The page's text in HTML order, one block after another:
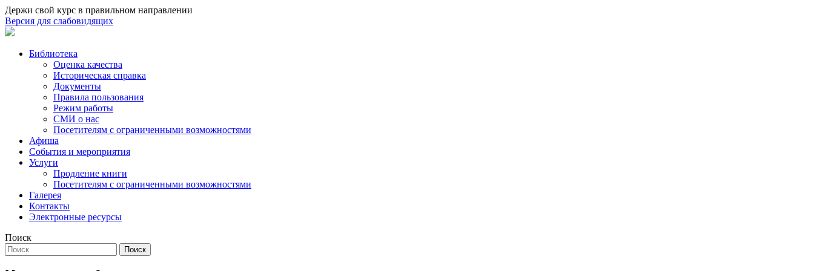
Держи свой курс в правильном направлении
Версия для слабовидящих
Библиотека
Оценка качества
Историческая справка
Документы
Правила пользования
Режим работы
СМИ о нас
Посетителям с ограниченными возможностями
Афиша
События и мероприятия
Услуги
Продление книги
Посетителям с ограниченными возможностями
Галерея
Контакты
Электронные ресурсы
Поиск
Поиск